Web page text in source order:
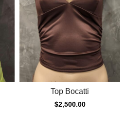
Top Bocatti
$2,500.00